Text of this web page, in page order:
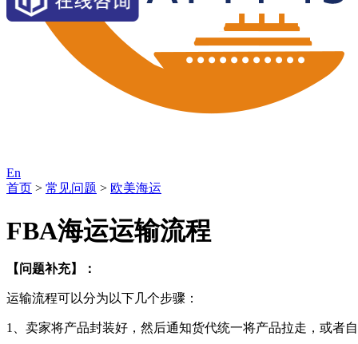
En
首页 > 常见问题 > 欧美海运
FBA海运运输流程
【问题补充】：
运输流程可以分为以下几个步骤：
1、卖家将产品封装好，然后通知货代统一将产品拉走，或者